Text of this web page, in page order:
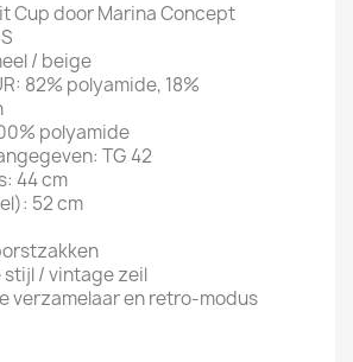
Cup door Marina Concept
/ beige
82% polyamide, 18%
polyamide
TG 42
44 cm
52 cm
stijl / vintage zeil
verzamelaar en retro-modus